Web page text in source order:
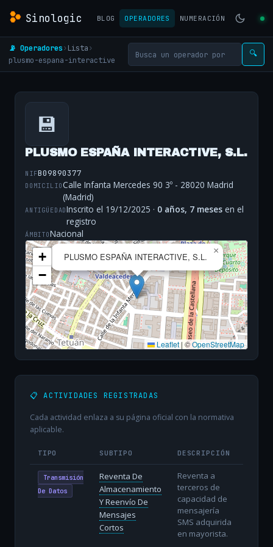
Sinologic BLOG OPERADORES NUMERACIÓN
📡 Operadores› Lista›
plusmo-espana-interactive
🔍
💾
PLUSMO ESPAÑA INTERACTIVE, S.L.
NIFB09890377
DOMICILIOCalle Infanta Mercedes 90 3º - 28020 Madrid
(Madrid)
ANTIGÜEDADInscrito el 19/12/2025 · 0 años, 7 meses en el
registro
ÁMBITONacional
PLUSMO ESPAÑA INTERACTIVE, S.L.
×
+
−
Leaflet| ©OpenStreetMap
📋 ACTIVIDADES REGISTRADAS
Cada actividad enlaza a su página oficial con la normativa
aplicable.
TIPO SUBTIPO DESCRIPCIÓN
Transmisión
De Datos
Reventa De
Almacenamiento
Y Reenvío De
Mensajes
Cortos
Reventa a
terceros de
capacidad de
mensajería
SMS adquirida
en mayorista.